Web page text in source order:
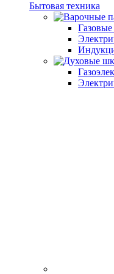
Бытовая техника